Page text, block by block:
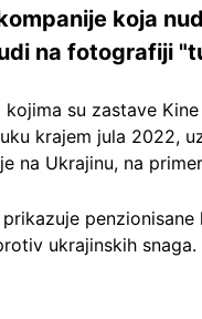
koja
na fotografiji
su zastave Kine
krajem jula 2022,
na Ukrajinu, na primer
ukrajinskih